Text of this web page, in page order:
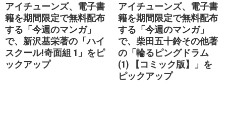
アイチューンズ、電子書
籍を期間限定で無料配布
する「今週のマンガ」
で、新沢基栄著の「ハイ
スクール!奇面組 1」をピ
ックアップ
アイチューンズ、電子書
籍を期間限定で無料配布
する「今週のマンガ」
で、柴田五十鈴その他著
の「輪るピングドラム
(1) 【コミック版】」を
ピックアップ